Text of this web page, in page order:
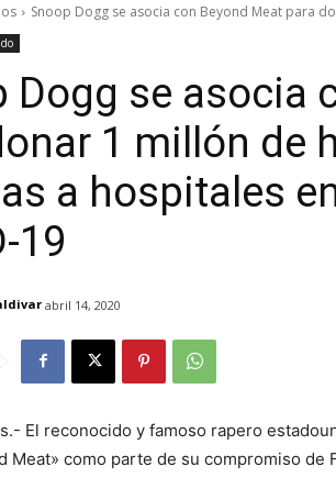
Snoop Dogg se asocia con Beyond Meat para
Dogg se asocia
1 millón de
a hospitales
19
abril 14, 2020
El reconocido y famoso rapero
Meat» como parte de su compromiso de